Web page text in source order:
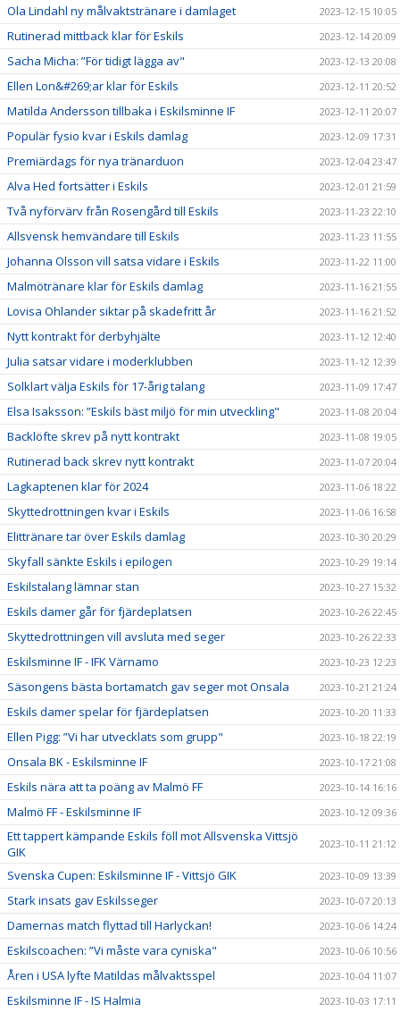
Ola Lindahl ny målvaktstränare i damlaget 2023-12-15 10:05
Rutinerad mittback klar för Eskils 2023-12-14 20:09
Sacha Micha: ”För tidigt lägga av" 2023-12-13 20:08
Ellen Lon&#269;ar klar för Eskils 2023-12-11 20:52
Matilda Andersson tillbaka i Eskilsminne IF 2023-12-11 20:07
Populär fysio kvar i Eskils damlag 2023-12-09 17:31
Premiärdags för nya tränarduon 2023-12-04 23:47
Alva Hed fortsätter i Eskils 2023-12-01 21:59
Två nyförvärv från Rosengård till Eskils 2023-11-23 22:10
Allsvensk hemvändare till Eskils 2023-11-23 11:55
Johanna Olsson vill satsa vidare i Eskils 2023-11-22 11:00
Malmötränare klar för Eskils damlag 2023-11-16 21:55
Lovisa Ohlander siktar på skadefritt år 2023-11-16 21:52
Nytt kontrakt för derbyhjälte 2023-11-12 12:40
Julia satsar vidare i moderklubben 2023-11-12 12:39
Solklart välja Eskils för 17-årig talang 2023-11-09 17:47
Elsa Isaksson: ”Eskils bäst miljö för min utveckling" 2023-11-08 20:04
Backlöfte skrev på nytt kontrakt 2023-11-08 19:05
Rutinerad back skrev nytt kontrakt 2023-11-07 20:04
Lagkaptenen klar för 2024 2023-11-06 18:22
Skyttedrottningen kvar i Eskils 2023-11-06 16:58
Elittränare tar över Eskils damlag 2023-10-30 20:29
Skyfall sänkte Eskils i epilogen 2023-10-29 19:14
Eskilstalang lämnar stan 2023-10-27 15:32
Eskils damer går för fjärdeplatsen 2023-10-26 22:45
Skyttedrottningen vill avsluta med seger 2023-10-26 22:33
Eskilsminne IF - IFK Värnamo 2023-10-23 12:23
Säsongens bästa bortamatch gav seger mot Onsala 2023-10-21 21:24
Eskils damer spelar för fjärdeplatsen 2023-10-20 11:33
Ellen Pigg: ”Vi har utvecklats som grupp" 2023-10-18 22:19
Onsala BK - Eskilsminne IF 2023-10-17 21:08
Eskils nära att ta poäng av Malmö FF 2023-10-14 16:16
Malmö FF - Eskilsminne IF 2023-10-12 09:36
Ett tappert kämpande Eskils föll mot Allsvenska Vittsjö
GIK
2023-10-11 21:12
Svenska Cupen: Eskilsminne IF - Vittsjö GIK 2023-10-09 13:39
Stark insats gav Eskilsseger 2023-10-07 20:13
Damernas match flyttad till Harlyckan! 2023-10-06 14:24
Eskilscoachen: ”Vi måste vara cyniska" 2023-10-06 10:56
Åren i USA lyfte Matildas målvaktsspel 2023-10-04 11:07
Eskilsminne IF - IS Halmia 2023-10-03 17:11